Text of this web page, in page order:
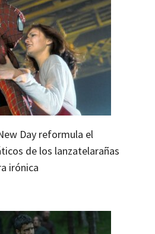
Day reformula el
de los lanzatelarañas
irónica